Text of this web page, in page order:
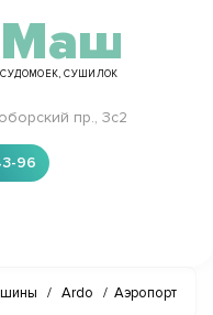
Маш
СУШИЛОК
пр., 3с2
96
/ Ardo / Аэропорт